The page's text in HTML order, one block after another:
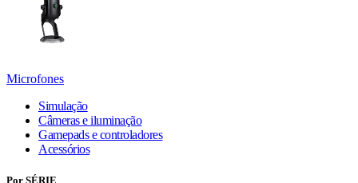
Microfones
Simulação
Câmeras e iluminação
Gamepads e controladores
Acessórios
Por SÉRIE